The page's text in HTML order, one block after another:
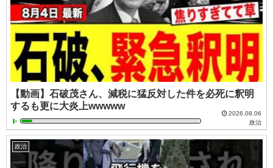
【動画】石破茂さん、減税に猛反対した件を必死に釈明
するも更に大炎上wwwww
2026.08.06
政治
政治